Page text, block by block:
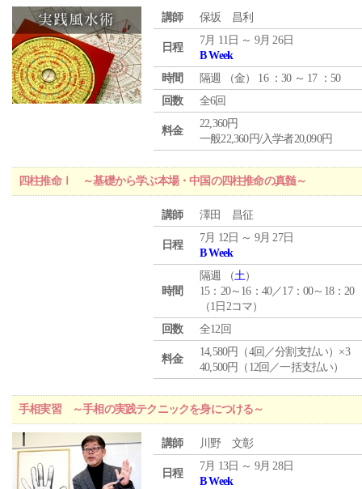
講師 保坂 昌利
日程
7月 11日 ～ 9月 26日
B Week
時間
隔週 （金） 16 ：30 ～ 17 ：50
回数
全6回
料金
22,360円
一般22,360円/入学者20,090円
四柱推命Ⅰ ～基礎から学ぶ本場・中国の四柱推命の真髄～
講師 澤田 昌征
日程
7月 12日 ～ 9月 27日
B Week
時間
隔週 （土）
15：20～16：40／17：00～18：20
（1日2コマ）
回数
全12回
料金
14,580円（4回／分割支払い）×3
40,500円（12回／一括支払い）
手相実習 ～手相の実践テクニックを身につける～
講師 川野 文彰
日程
7月 13日 ～ 9月 28日
B Week